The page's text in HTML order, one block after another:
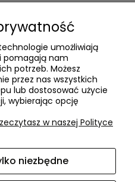
| ul. Przepiórki 56, 02-410
| E-mail:sklep@dacter.plTel.:
umożliwiają
pomagają nam
potrzeb. Możesz
przez nas wszystkich
lub dostosować użycie
wybierając opcję
w naszej Polityce
niezbędne